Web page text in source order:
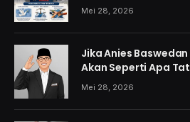
Mei 28, 2026
Jika Anies
Akan Seperti Apa
Mei 28, 2026